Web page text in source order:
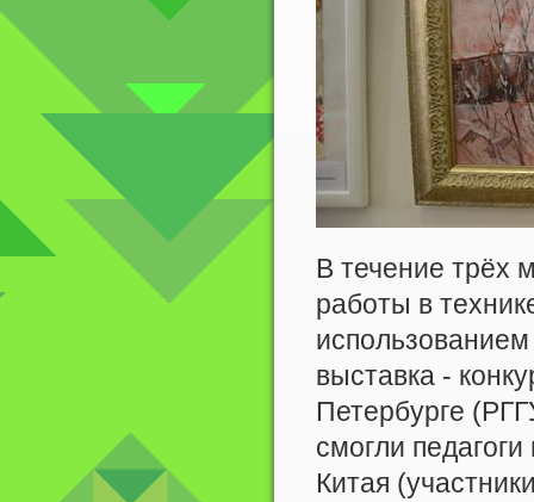
В течение трёх
работы в
выставка -
Петербурге
смогли
Китая